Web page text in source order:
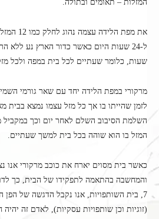
המזלות – תאומים ובתולה.
שעות, כלומר שעתיים לכל בית במפה ולכל
מרקורי במפת הלידה יחד עם שאר גורמי
לזמן שהייתו בו אך כל מזל עצמו נמצא
השלמת הסיבוב השלם לאחר יום וכך במקביל
המזל בו הוא שוהה בכל בית למשך שעתיים.
כאשר בית מסוים יארח את כוכב מרקורי
והמחשבה בהתאמה לתפקידו של הבית, כך
7, בית השותפויות, אנו נקבל הדגשה של
(זוגיות וכן שותפויות עסקיות), לאדם זה